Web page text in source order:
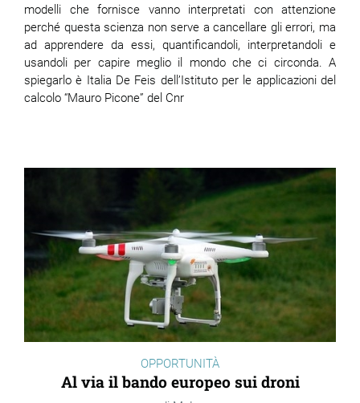
modelli che fornisce vanno interpretati con attenzione
perché questa scienza non serve a cancellare gli errori, ma
ad apprendere da essi, quantificandoli, interpretandoli e
usandoli per capire meglio il mondo che ci circonda. A
spiegarlo è Italia De Feis dell’Istituto per le applicazioni del
calcolo “Mauro Picone” del Cnr
OPPORTUNITÀ
Al via il bando europeo sui droni